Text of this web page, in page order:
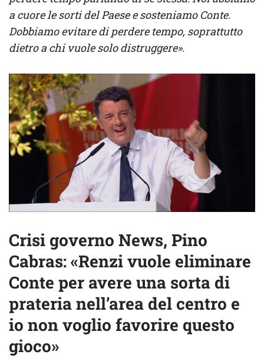
a cuore le sorti del Paese e sosteniamo Conte.
Dobbiamo evitare di perdere tempo, soprattutto
dietro a chi vuole solo distruggere».
Crisi governo News, Pino
Cabras: «Renzi vuole eliminare
Conte per avere una sorta di
prateria nell’area del centro e
io non voglio favorire questo
gioco»